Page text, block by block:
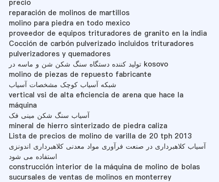
precio
reparación de molinos de martillos
molino para piedra en todo mexico
proveedor de equipos trituradores de granito en la india
Cocción de carbón pulverizado incluidos trituradores
pulverizadores y quemadores
تولید کننده دستگاه سنگ شکن شن و ماسه در kosovo
molino de piezas de repuesto fabricante
شبکه آسیاب کوچک مشخصات آسیاب
vertical vsi de alta eficiencia de arena que hace la
máquina
آسیاب سنگ شکن مینی فک
mineral de hierro sinterizado de piedra caliza
Lista de precios de molino de varilla de 20 tph 2013
آسیاب کلاهبرداری در صنعت فرآوری مواد معدنی کلاهبرداری اندونزی
استفاده می شود
construcción interior de la máquina de molino de bolas
sucursales de ventas de molinos en monterrey